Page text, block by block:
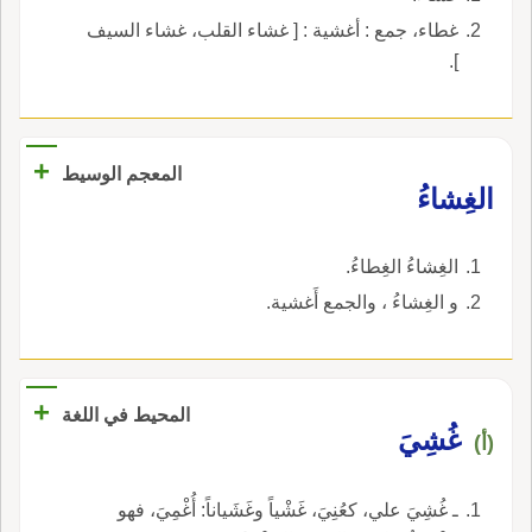
غطاء، جمع : أغشية : [ غشاء القلب، غشاء السيف
].
المعجم الوسيط
+
الغِشاءُ
الغِشاءُ الغِطاءُ.
و الغِشاءُ ، والجمع أَغشية.
المحيط في اللغة +
(أ) غُشِيَ
ـ غُشِيَ علي، كعُنِيَ، غَشْياً وغَشَياناً: أُغْمِيَ، فهو